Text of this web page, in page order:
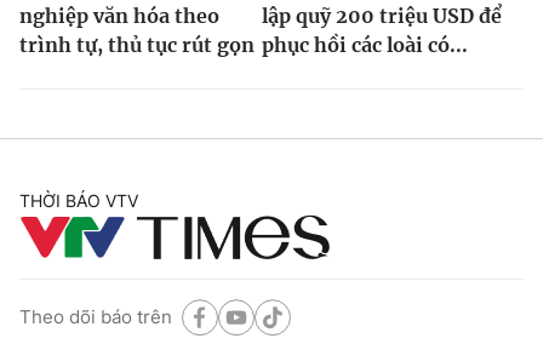
nghiệp văn hóa theo
trình tự, thủ tục rút gọn
lập quỹ 200 triệu USD để
phục hồi các loài có...
THỜI BÁO VTV
Theo dõi báo trên